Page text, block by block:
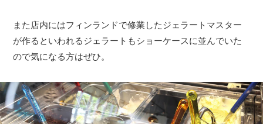
また店内にはフィンランドで修業したジェラートマスター
が作るといわれるジェラートもショーケースに並んでいた
ので気になる方はぜひ。